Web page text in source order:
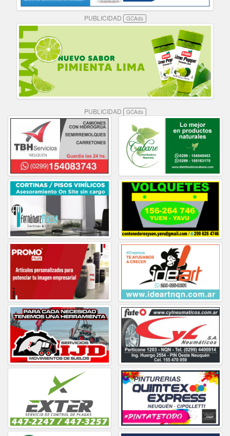
PUBLICIDAD GCAds
PUBLICIDAD GCAds